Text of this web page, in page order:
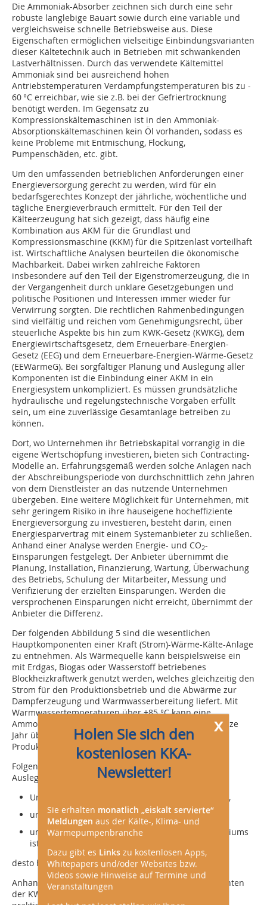
Die Ammoniak-Absorber zeichnen sich durch eine sehr
robuste langlebige Bauart sowie durch eine variable und
vergleichsweise schnelle Betriebsweise aus. Diese
Eigenschaften ermöglichen vielseitige Einbindungsvarianten
dieser Kältetechnik auch in Betrieben mit schwankenden
Lastverhältnissen. Durch das verwendete Kältemittel
Ammoniak sind bei ausreichend hohen
Antriebstemperaturen Verdampfungstemperaturen bis zu -
60 °C erreichbar, wie sie z.B. bei der Gefriertrocknung
benötigt werden. Im Gegensatz zu
Kompressionskältemaschinen ist in den Ammoniak-
Absorptionskältemaschinen kein Öl vorhanden, sodass es
keine Probleme mit Entmischung, Flockung,
Pumpenschäden, etc. gibt.
Um den umfassenden betrieblichen Anforderungen einer
Energieversorgung gerecht zu werden, wird für ein
bedarfsgerechtes Konzept der jährliche, wöchentliche und
tägliche Energieverbrauch ermittelt. Für den Teil der
Kälteerzeugung hat sich gezeigt, dass häufig eine
Kombination aus AKM für die Grundlast und
Kompressionsmaschine (KKM) für die Spitzenlast vorteilhaft
ist. Wirtschaftliche Analysen beurteilen die ökonomische
Machbarkeit. Dabei wirken zahlreiche Faktoren
insbesondere auf den Teil der Eigenstromerzeugung, die in
der Vergangenheit durch unklare Gesetzgebungen und
politische Positionen und Interessen immer wieder für
Verwirrung sorgten. Die rechtlichen Rahmenbedingungen
sind vielfältig und reichen vom Genehmigungsrecht, über
steuerliche Aspekte bis hin zum KWK-Gesetz (KWKG), dem
Energiewirtschaftsgesetz, dem Erneuerbare-Energien-
Gesetz (EEG) und dem Erneuerbare-Energien-Wärme-Gesetz
(EEWärmeG). Bei sorgfältiger Planung und Auslegung aller
Komponenten ist die Einbindung einer AKM in ein
Energiesystem unkompliziert. Es müssen grundsätzliche
hydraulische und regelungstechnische Vorgaben erfüllt
sein, um eine zuverlässige Gesamtanlage betreiben zu
können.
Dort, wo Unternehmen ihr Betriebskapital vorrangig in die
eigene Wertschöpfung investieren, bieten sich Contracting-
Modelle an. Erfahrungsgemäß werden solche Anlagen nach
der Abschreibungsperiode von durchschnittlich zehn Jahren
von dem Dienstleister an das nutzende Unternehmen
übergeben. Eine weitere Möglichkeit für Unternehmen, mit
sehr geringem Risiko in ihre hauseigene hocheffiziente
Energieversorgung zu investieren, besteht darin, einen
Energiesparvertrag mit einem Systemanbieter zu schließen.
Anhand einer Analyse werden Energie- und CO2-
Einsparungen festgelegt. Der Anbieter übernimmt die
Planung, Installation, Finanzierung, Wartung, Überwachung
des Betriebs, Schulung der Mitarbeiter, Messung und
Verifizierung der erzielten Einsparungen. Werden die
versprochenen Einsparungen nicht erreicht, übernimmt der
Anbieter die Differenz.
Der folgenden Abbildung 5 sind die wesentlichen
Hauptkomponenten einer Kraft (Strom)-Wärme-Kälte-Anlage
zu entnehmen. Als Wärmequelle kann beispielsweise ein
mit Erdgas, Biogas oder Wasserstoff betriebenes
Blockheizkraftwerk genutzt werden, welches gleichzeitig den
Strom für den Produktionsbetrieb und die Abwärme zur
Dampferzeugung und Warmwasserbereitung liefert. Mit
Warmwassertemperaturen über +85 °C kann eine
Ammoniak-Wasser-Absorptionskältemaschine das ganze
Jahr über für die Kühlung einer Lager- oder
Produktionshalle sorgen.
Folgende drei Grundsätze gelten in Hinblick auf die
Auslegung einer Absorptionskältemaschine:
Umso höher die Temperatur des Heizmediums ist,
umso höher die Temperatur des Kälteträgers ist,
umso niedriger die Temperatur des Rückkühlmediums
ist,
desto höher ist die Effizienz der AKM.
Anhand dieser Merksätze werden die Hauptkomponenten
der KWKK-Anlage unter Abwägung physikalischer,
x
Holen Sie sich den
kostenlosen KKA-
Newsletter!
Sie erhalten monatlich „eiskalt servierte“
Meldungen aus der Kälte-, Klima- und
Wärmepumpenbranche
Dazu gibt es Links zu kostenlosen Apps,
Whitepapers und/oder Websites bzw.
Videos sowie Hinweise auf Termine und
Veranstaltungen